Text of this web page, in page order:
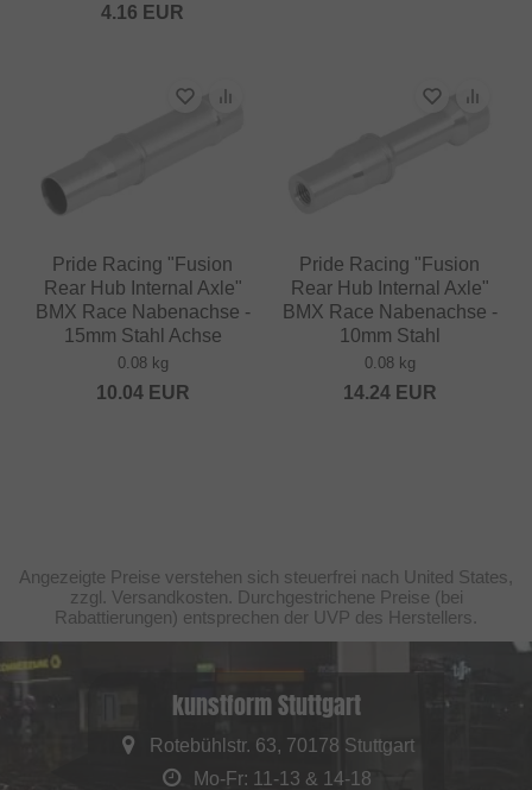
4.16 EUR
Pride Racing "Fusion
Rear Hub Internal Axle"
BMX Race Nabenachse -
15mm Stahl Achse
0.08 kg
10.04EUR
Pride Racing "Fusion
Rear Hub Internal Axle"
BMX Race Nabenachse -
10mm Stahl
0.08 kg
14.24EUR
Angezeigte Preise verstehen sich steuerfrei nach United States,
zzgl. Versandkosten. Durchgestrichene Preise (bei
Rabattierungen) entsprechen der UVP des Herstellers.
kunstform Stuttgart
Rotebühlstr. 63, 70178 Stuttgart
Mo-Fr: 11-13 & 14-18